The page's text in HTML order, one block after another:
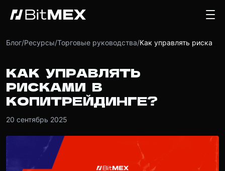
Блог/Ресурсы/Торговые руководства/
КАК УПРАВЛЯТЬ
РИСКАМИ В
КОПИТРЕЙДИНГЕ?
20 сентябрь 2025